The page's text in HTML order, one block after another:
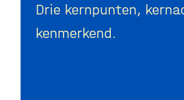
Drie kernpunten,
kenmerkend.